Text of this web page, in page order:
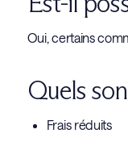
Oui, certains
Quels
Frais réduits